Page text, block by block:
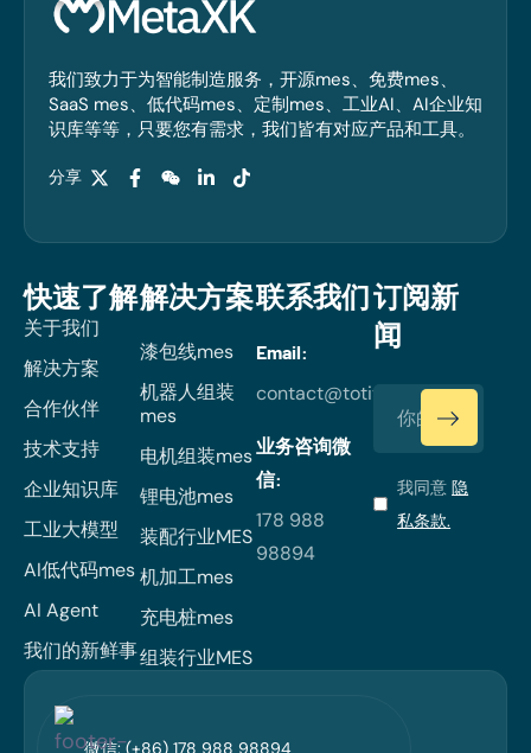
我们致力于为智能制造服务，开源mes、免费mes、
SaaS mes、低代码mes、定制mes、工业AI、AI企业知
识库等等，只要您有需求，我们皆有对应产品和工具。
分享
快速了解
关于我们
解决方案
合作伙伴
技术支持
企业知识库
工业大模型
AI低代码mes
AI Agent
我们的新鲜事
解决方案
漆包线mes
机器人组装
mes
电机组装mes
锂电池mes
装配行业MES
机加工mes
充电桩mes
组装行业MES
联系我们
Email:
contact@totiverse.com
业务咨询微
信:
178 988
98894
订阅新
闻
我同意隐
私条款.
微信: (+86) 178 988 98894